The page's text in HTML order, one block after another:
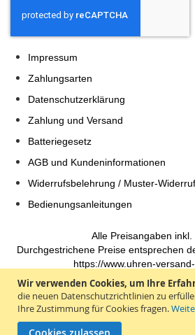
Wir verwenden Cookies, um Ihre
die neuen Datenschutzrichtlinien zu
Ihre Zustimmung für Cookies fragen.
Impressum
Zahlungsarten
Datenschutzerklärung
Zahlung und Versand
Batteriegesetz
AGB und Kundeninformationen
Widerrufsbelehrung / Muster-
Bedienungsanleitungen
Alle Preisangaben inkl.
Durchgestrichene Preise entsprechen
https://www.uhren-
Tabila.de - einfach
Geld verdienen